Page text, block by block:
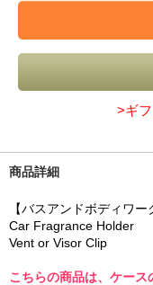
>ギ
商品詳細
【バスアンドボディワ
Car Fragrance Holder
Vent or Visor Clip
こちらの商品は、ケース